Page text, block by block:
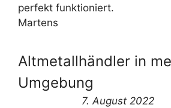
perfekt funktioniert.
Martens
Altmetallhändler in
Umgebung
7. August 2022